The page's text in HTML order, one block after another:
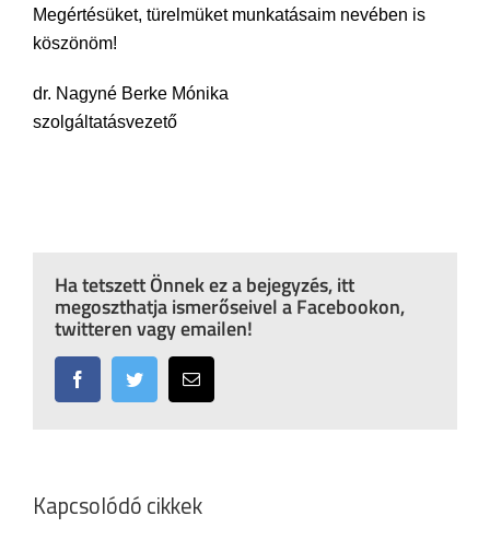
Megértésüket, türelmüket munkatásaim nevében is
köszönöm!
dr. Nagyné Berke Mónika
szolgáltatásvezető
Ha tetszett Önnek ez a bejegyzés, itt
megoszthatja ismerőseivel a Facebookon,
twitteren vagy emailen!
FacebookTwitter Email:
Kapcsolódó cikkek